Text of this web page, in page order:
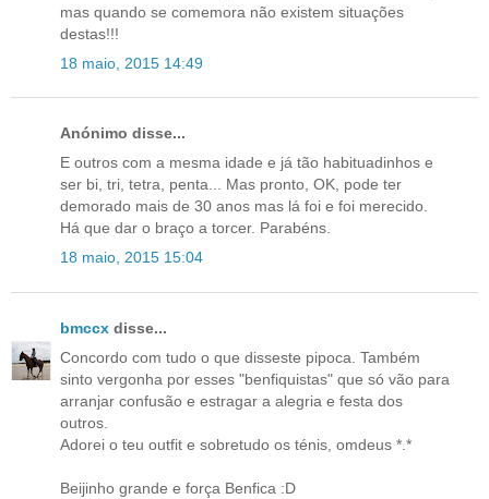
mas quando se comemora não existem situações
destas!!!
18 maio, 2015 14:49
Anónimo disse...
E outros com a mesma idade e já tão habituadinhos e
ser bi, tri, tetra, penta... Mas pronto, OK, pode ter
demorado mais de 30 anos mas lá foi e foi merecido.
Há que dar o braço a torcer. Parabéns.
18 maio, 2015 15:04
bmccx disse...
Concordo com tudo o que disseste pipoca. Também
sinto vergonha por esses "benfiquistas" que só vão para
arranjar confusão e estragar a alegria e festa dos
outros.
Adorei o teu outfit e sobretudo os ténis, omdeus *.*
Beijinho grande e força Benfica :D